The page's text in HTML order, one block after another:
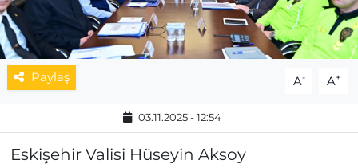
Paylaş A- A+
03.11.2025 - 12:54
Eskişehir Valisi Hüseyin Aksoy